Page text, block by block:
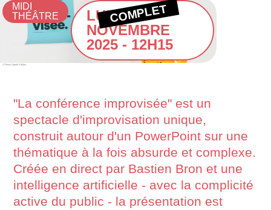
MIDI
THÉÂTRE
LUNDI 3
NOVEMBRE
2025 - 12H15
COMPLET
© Remy Ugarte Valljos
"La conférence improvisée" est un
spectacle d'improvisation unique,
construit autour d'un PowerPoint sur une
thématique à la fois absurde et complexe.
Créée en direct par Bastien Bron et une
intelligence artificielle - avec la complicité
active du public - la présentation est